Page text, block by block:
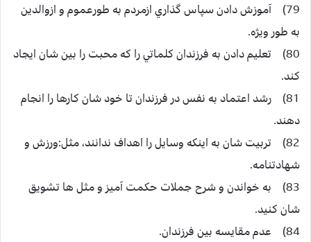
79) آموزش دادن سپاس گذاري ازمردم به طورعموم و ازوالدين
به طور ويژه.
80) تعليم دادن به فرزندان كلماتي را كه محبت را بين شان ايجاد
كند.
81) رشد اعتماد به نفس در فرزندان تا خود شان كارها را انجام
دهند.
82) تربيت شان به اينكه وسايل را اهداف ندانند، مثل:ورزش و
شهادتنامه.
83) به خواندن و شرح جملات حكمت آميز و مثل ها تشويق
شان كنيد.
84) عدم مقايسه بين فرزندان.